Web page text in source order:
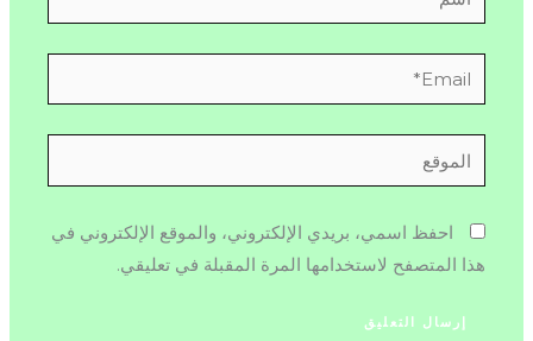
Email*
الموقع
احفظ اسمي، بريدي الإلكتروني، والموقع الإلكتروني في
هذا المتصفح لاستخدامها المرة المقبلة في تعليقي.